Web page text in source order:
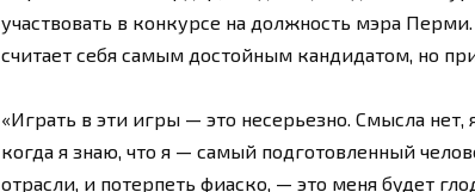
участвовать в конкурсе на должность мэра Перми.
считает себя самым достойным кандидатом, но
«Играть в эти игры — это несерьезно. Смысла
когда я знаю, что я — самый подготовленный
отрасли, и потерпеть фиаско, — это меня будет